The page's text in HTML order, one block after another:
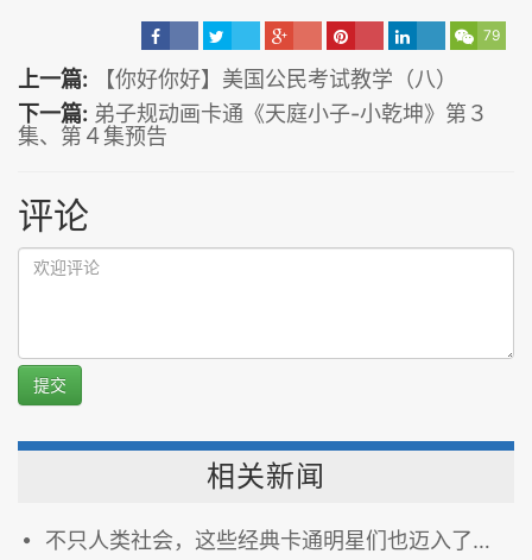
79
上一篇:
【你好你好】美国公民考试教学（八）
下一篇: 弟子规动画卡通《天庭小子-小乾坤》第３
集、第４集预告
评论
提交
相关新闻
不只人类社会，这些经典卡通明星们也迈入了〝高龄化〞！他们的真实年纪是...